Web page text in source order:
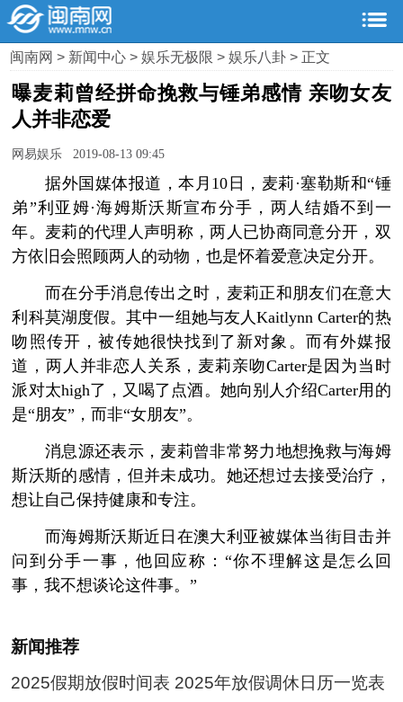
闽南网> 新闻中心>娱乐无极限>娱乐八卦> 正文
曝麦莉曾经拼命挽救与锤弟感情 亲吻女友
人并非恋爱
网易娱乐 2019-08-13 09:45
据外国媒体报道，本月10日，麦莉·塞勒斯和“锤
弟”利亚姆·海姆斯沃斯宣布分手，两人结婚不到一
年。麦莉的代理人声明称，两人已协商同意分开，双
方依旧会照顾两人的动物，也是怀着爱意决定分开。
而在分手消息传出之时，麦莉正和朋友们在意大
利科莫湖度假。其中一组她与友人Kaitlynn Carter的热
吻照传开，被传她很快找到了新对象。而有外媒报
道，两人并非恋人关系，麦莉亲吻Carter是因为当时
派对太high了，又喝了点酒。她向别人介绍Carter用的
是“朋友”，而非“女朋友”。
消息源还表示，麦莉曾非常努力地想挽救与海姆
斯沃斯的感情，但并未成功。她还想过去接受治疗，
想让自己保持健康和专注。
而海姆斯沃斯近日在澳大利亚被媒体当街目击并
问到分手一事，他回应称：“你不理解这是怎么回
事，我不想谈论这件事。”
新闻推荐
2025假期放假时间表 2025年放假调休日历一览表